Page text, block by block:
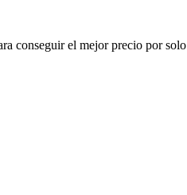
conseguir el mejor precio por solo